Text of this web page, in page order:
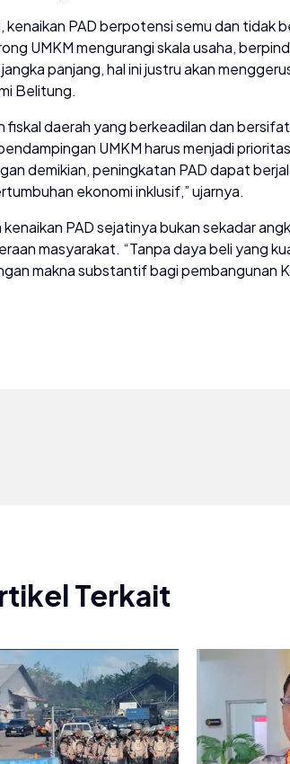
kenaikan PAD berpotensi semu dan tidak
UMKM mengurangi skala usaha,
panjang, hal ini justru akan
Belitung.
fiskal daerah yang berkeadilan dan
UMKM harus menjadi
demikian, peningkatan PAD dapat
ekonomi inklusif,” ujarnya.
PAD sejatinya bukan sekadar
masyarakat. “Tanpa daya beli yang
makna substantif bagi pembangunan
Terkait